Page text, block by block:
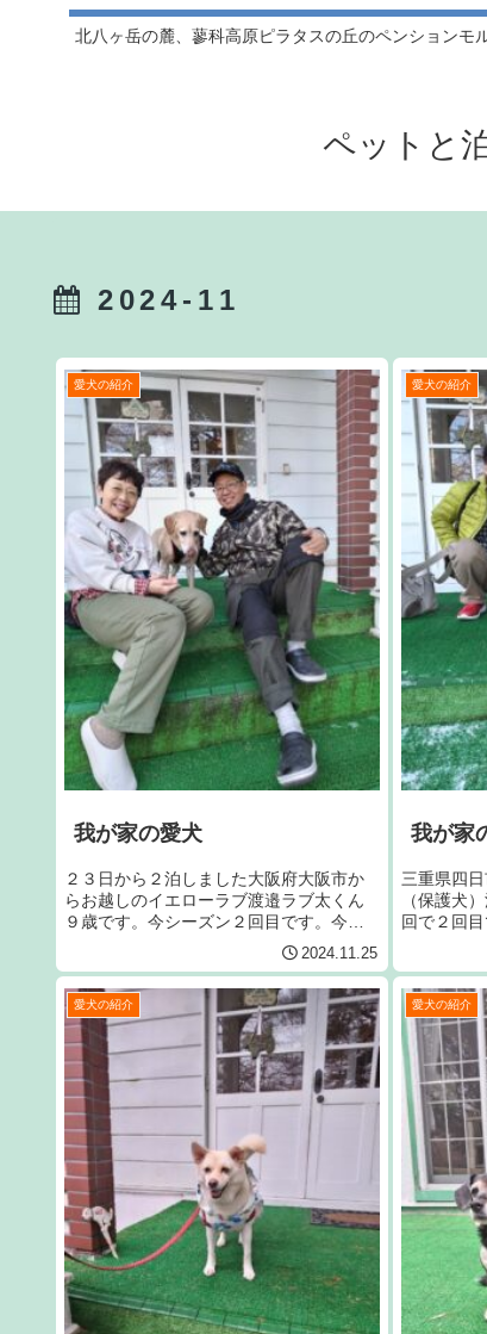
北八ヶ岳の麓、蓼科高原ピラタスの丘のペンション
ペットと
2024-11
愛犬の紹介
我が家の愛犬
２３日から２泊しました大阪府大阪市か
らお越しのイエローラブ渡邉ラブ太くん
９歳です。今シーズン２回目です。今回
で２７回目です。宜しくお願いいたしま
2024.11.25
愛犬の紹介
我が家
三重県四
（保護犬
回で２回
愛犬の紹介 愛犬の紹介